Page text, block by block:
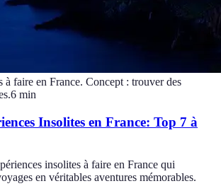
à faire en France. Concept : trouver des
6 min
Insolites en France: Top 7 à
insolites à faire en France qui
en véritables aventures mémorables.